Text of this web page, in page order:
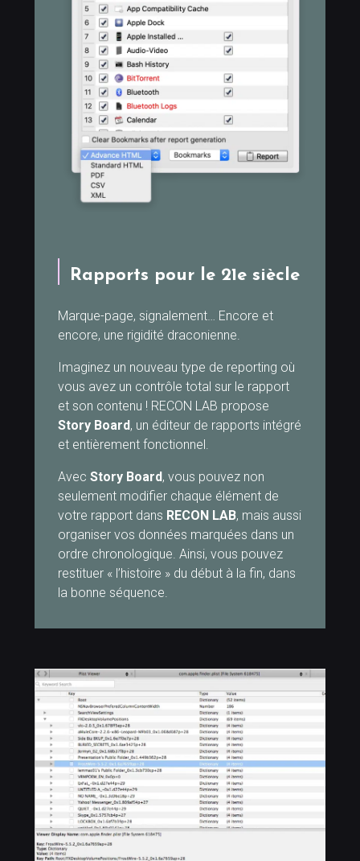
Rapports pour le 21e siècle
Marque-page, signalement… Encore et
encore, une rigidité draconienne.
Imaginez un nouveau type de reporting où
vous avez un contrôle total sur le rapport
et son contenu ! RECON LAB propose
Story Board, un éditeur de rapports intégré
et entièrement fonctionnel.
Avec Story Board, vous pouvez non
seulement modifier chaque élément de
votre rapport dans RECON LAB, mais aussi
organiser vos données marquées dans un
ordre chronologique. Ainsi, vous pouvez
restituer « l’histoire » du début à la fin, dans
la bonne séquence.